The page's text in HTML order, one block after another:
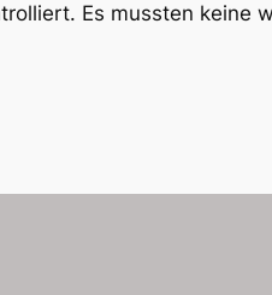
Es mussten keine